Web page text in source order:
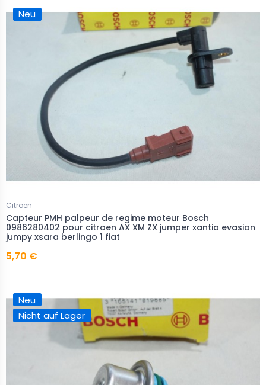
Neu
Citroen
Capteur PMH palpeur de regime moteur Bosch
0986280402 pour citroen AX XM ZX jumper xantia evasion
jumpy xsara berlingo 1 fiat
5,70 €
Neu
Nicht auf Lager